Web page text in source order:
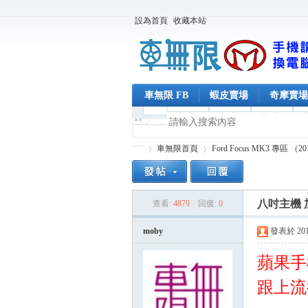
設為首頁 收藏本站
車無限 FB 蝦皮賣場 奇摩賣場
車無限首頁
›
Ford Focus MK3 專區 （
查看: 4879 回復: 0 八吋主機
moby 發表於
蘋果
跟上